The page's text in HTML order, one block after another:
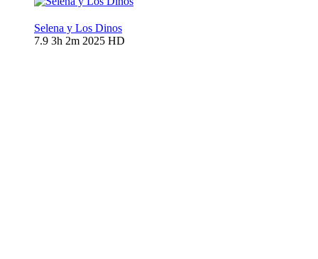
Selena y Los Dinos
7.9 3h 2m 2025 HD